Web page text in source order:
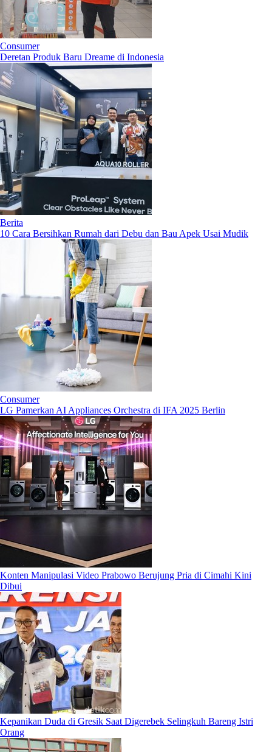
Consumer
Deretan Produk Baru Dreame di Indonesia
Berita
10 Cara Bersihkan Rumah dari Debu dan Bau Apek Usai Mudik
Consumer
LG Pamerkan AI Appliances Orchestra di IFA 2025 Berlin
Konten Manipulasi Video Prabowo Berujung Pria di Cimahi Kini
Dibui
Kepanikan Duda di Gresik Saat Digerebek Selingkuh Bareng Istri
Orang